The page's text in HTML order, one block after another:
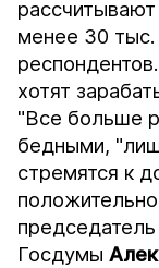
менее 30
хотят
"Все больше
бедными,
стремятся к
Госдумы